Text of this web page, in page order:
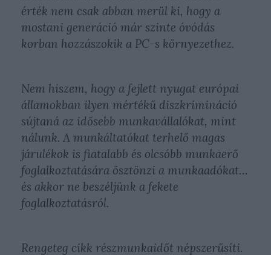
érték nem csak abban merül ki, hogy a
mostani generáció már szinte óvódás
korban hozzászokik a PC-s környezethez.
Nem hiszem, hogy a fejlett nyugat európai
államokban ilyen mértékű diszkrimináció
sújtaná az idősebb munkavállalókat, mint
nálunk. A munkáltatókat terhelő magas
járulékok is fiatalabb és olcsóbb munkaerő
foglalkoztatására ösztönzi a munkaadókat…
és akkor ne beszéljünk a fekete
foglalkoztatásról.
Rengeteg cikk részmunkaidőt népszerűsíti.